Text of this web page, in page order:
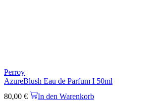
Perroy
AzureBlush Eau de Parfum I 50ml
80,00 € In den Warenkorb